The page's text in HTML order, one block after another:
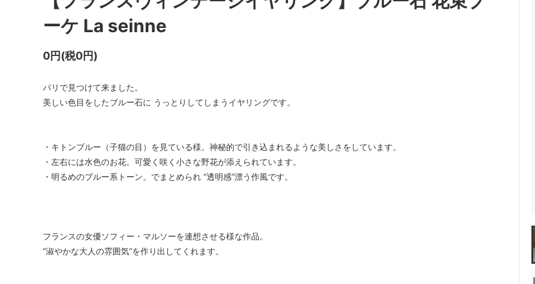
ーケ La seinne
0円(税0円)
パリで見つけて来ました。
美しい色目をしたブルー石に うっとりしてしまうイヤリングです。
・キトンブルー（子猫の目）を見ている様。神秘的で引き込まれるような美しさをしています。
・左右には水色のお花。可愛く咲く小さな野花が添えられています。
・明るめのブルー系トーン。でまとめられ ”透明感”漂う作風です。
フランスの女優ソフィー・マルソーを連想させる様な作品。
”淑やかな大人の雰囲気”を作り出してくれます。